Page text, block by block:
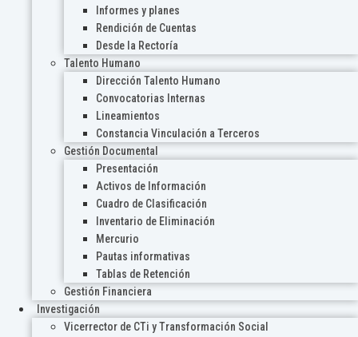
Informes y planes
Rendición de Cuentas
Desde la Rectoría
Talento Humano
Dirección Talento Humano
Convocatorias Internas
Lineamientos
Constancia Vinculación a Terceros
Gestión Documental
Presentación
Activos de Información
Cuadro de Clasificación
Inventario de Eliminación
Mercurio
Pautas informativas
Tablas de Retención
Gestión Financiera
Investigación
Vicerrector de CTi y Transformación Social